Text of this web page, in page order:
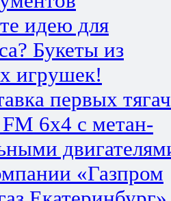
идею для
Букеты из
игрушек!
первых
6х4 с метан-
«Газпром